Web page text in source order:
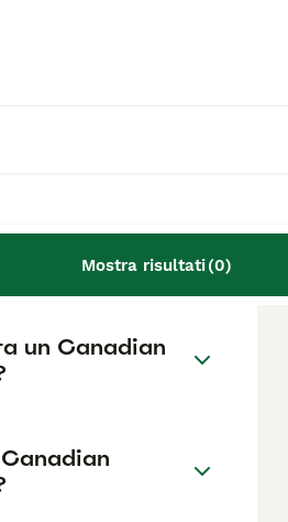
Mostra risultati(0)
può mostrarsi
Eskimo Dog a
un Canadian